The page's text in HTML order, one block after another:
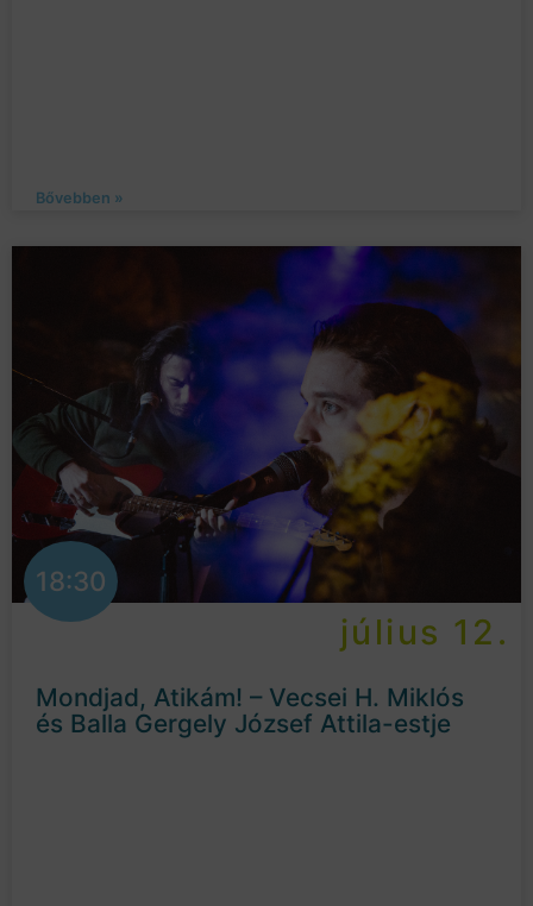
Bővebben »
18:30
július 12.
Mondjad, Atikám! – Vecsei H. Miklós
és Balla Gergely József Attila-estje